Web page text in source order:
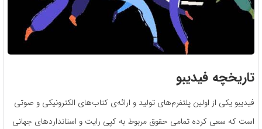
تاریخچه فیدیبو
فیدیبو یکی از اولین پلتفرم‌های تولید و ارائه‌ی کتاب‌های الکترونیکی و صوتی
است که سعی کرده تمامی حقوق مربوط به کپی رایت و استانداردهای جهانی